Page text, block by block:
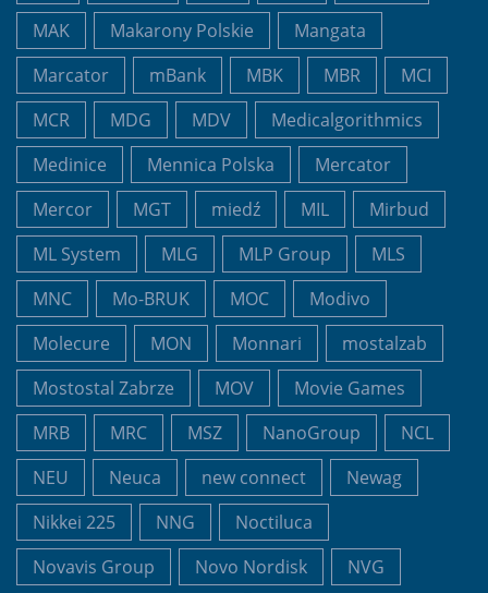
MAK
Makarony Polskie
Mangata
Marcator
mBank MBK MBR
MCI
MCR
MDG MDV
Medicalgorithmics
Medinice
Mennica Polska
Mercator
Mercor
MGT miedź MIL
Mirbud
ML System
MLG MLP Group
MLS
MNC
Mo-BRUK MOC
Modivo
Molecure
MON Monnari
mostalzab
Mostostal Zabrze
MOV
Movie Games
MRB
MRC MSZ NanoGroup
NCL
NEU
Neuca new connect
Newag
Nikkei 225
NNG
Noctiluca
Novavis Group
Novo Nordisk
NVG